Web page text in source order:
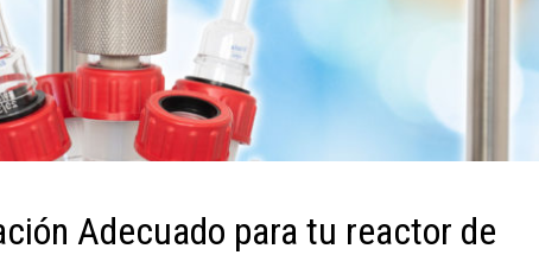
Adecuado para tu reactor de